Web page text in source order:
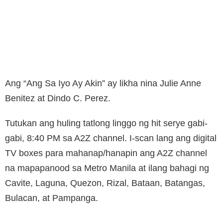
Ang “Ang Sa Iyo Ay Akin” ay likha nina Julie Anne
Benitez at Dindo C. Perez.
Tutukan ang huling tatlong linggo ng hit serye gabi-
gabi, 8:40 PM sa A2Z channel. I-scan lang ang digital
TV boxes para mahanap/hanapin ang A2Z channel
na mapapanood sa Metro Manila at ilang bahagi ng
Cavite, Laguna, Quezon, Rizal, Bataan, Batangas,
Bulacan, at Pampanga.